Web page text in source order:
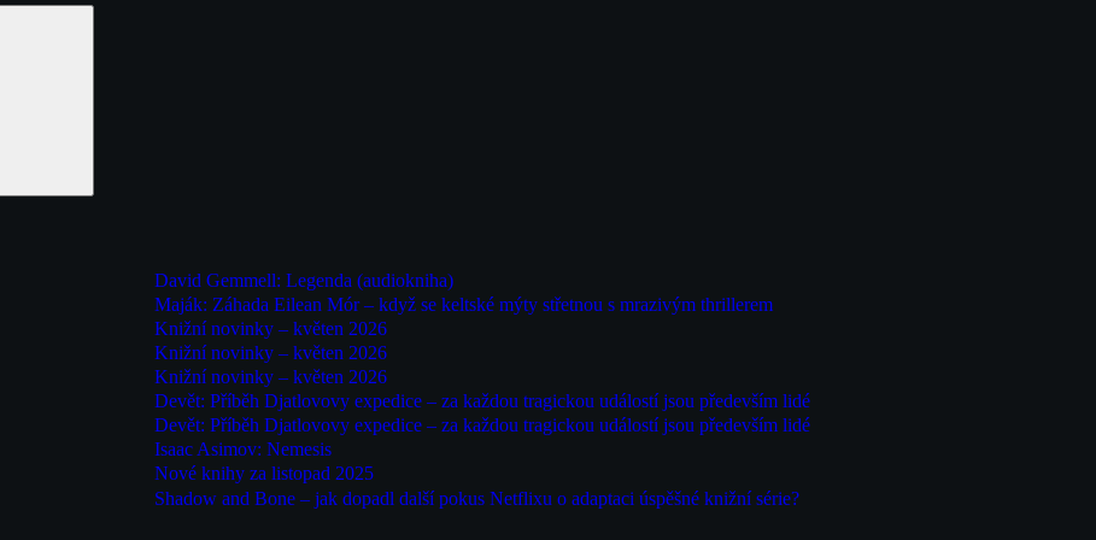
David Gemmell: Legenda (audiokniha)
Maják: Záhada Eilean Mór – když se keltské mýty střetnou s mrazivým thrillerem
Knižní novinky – květen 2026
Knižní novinky – květen 2026
Knižní novinky – květen 2026
Devět: Příběh Djatlovovy expedice – za každou tragickou událostí jsou především lidé
Devět: Příběh Djatlovovy expedice – za každou tragickou událostí jsou především lidé
Isaac Asimov: Nemesis
Nové knihy za listopad 2025
Shadow and Bone – jak dopadl další pokus Netflixu o adaptaci úspěšné knižní série?